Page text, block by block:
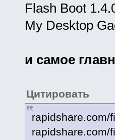
Flash Boot
My Desktop
и самое
Цитировать
rapidshare.com/
rapidshare.com/